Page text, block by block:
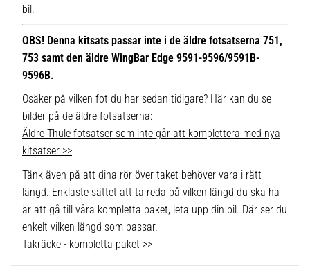
bil.
OBS! Denna kitsats passar inte i de äldre fotsatserna 751,
753 samt den äldre WingBar Edge 9591-9596/9591B-
9596B.
Osäker på vilken fot du har sedan tidigare? Här kan du se
bilder på de äldre fotsatserna:
Äldre Thule fotsatser som inte går att komplettera med nya
kitsatser >>
Tänk även på att dina rör över taket behöver vara i rätt
längd. Enklaste sättet att ta reda på vilken längd du ska ha
är att gå till våra kompletta paket, leta upp din bil. Där ser du
enkelt vilken längd som passar.
Takräcke - kompletta paket >>